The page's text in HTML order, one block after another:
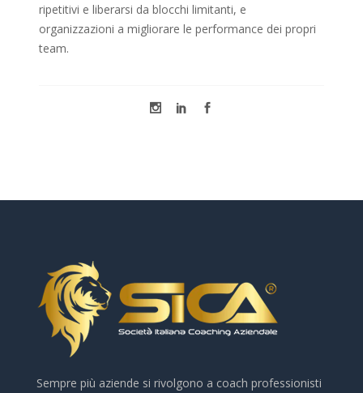
ripetitivi e liberarsi da blocchi limitanti, e
organizzazioni a migliorare le performance dei propri
team.
Sempre più aziende si rivolgono a coach professionisti